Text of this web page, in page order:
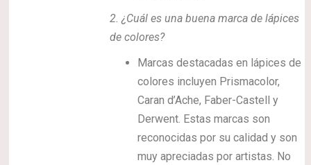
2.¿Cuál es una buena marca de lápices
de colores?
Marcas destacadas en lápices de
colores incluyen Prismacolor,
Caran d’Ache, Faber-Castell y
Derwent. Estas marcas son
reconocidas por su calidad y son
muy apreciadas por artistas. No